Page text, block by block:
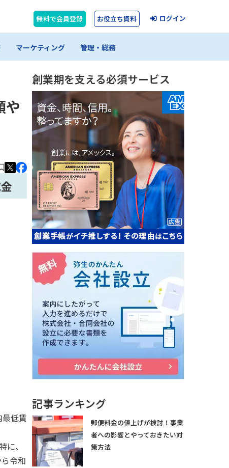
無料で会員登録 お役立ち資料 ログイン
マーケティング 管理・総務
や
低賃
、
令和
創業期を支える必須サービス
記事ランキング
郵便料金の値上げが検討！事業
者への影響とやっておきたい対
策方法